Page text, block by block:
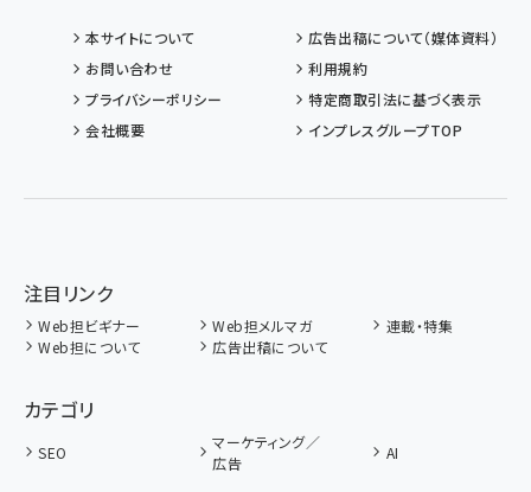
本サイトについて
広告出稿について（媒体資料）
お問い合わせ
利用規約
プライバシーポリシー
特定商取引法に基づく表示
会社概要
インプレスグループTOP
注目リンク
Web担ビギナー Web担メルマガ
連載・特集
Web担について
広告出稿について
カテゴリ
SEO
マーケティング／
広告
AI